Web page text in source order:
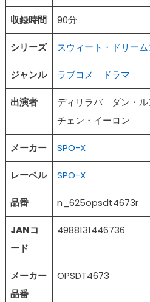
収録時間 90分
シリーズ スウィート・ドリー
ジャンル ラブコメ ドラマ
出演者
ディリラバ ダン・
チェン・イーロン
メーカー SPO-X
レーベル SPO-X
品番 n_625opsdt4673r
JANコ
ード
4988131446736
メーカー
品番
OPSDT4673